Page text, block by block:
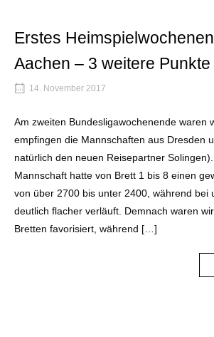
Erstes
Aachen – 3 weitere Punkte
14. November 2017
Am zweiten Bundesligawochenende waren
empfingen die Mannschaften aus Dresden
natürlich den neuen Reisepartner
Mannschaft hatte von Brett 1 bis 8 einen
von über 2700 bis unter 2400, während bei
deutlich flacher verläuft. Demnach waren
Bretten favorisiert, während […]